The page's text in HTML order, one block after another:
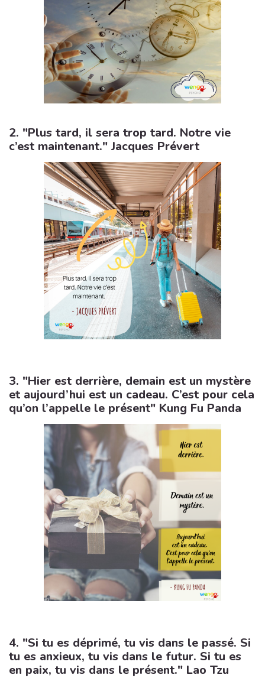
2. "Plus tard, il sera trop tard. Notre vie
c’est maintenant." Jacques Prévert
3. "Hier est derrière, demain est un mystère
et aujourd’hui est un cadeau. C’est pour cela
qu’on l’appelle le présent" Kung Fu Panda
4. "Si tu es déprimé, tu vis dans le passé. Si
tu es anxieux, tu vis dans le futur. Si tu es
en paix, tu vis dans le présent." Lao Tzu